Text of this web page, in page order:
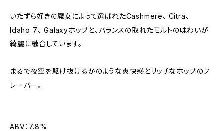
いたずら好きの魔女によって選ばれたCashmere、 Citra、
Idaho 7、 Galaxyホップと、バランスの取れたモルトの味わいが
綺麗に融合しています。
まるで夜空を駆け抜けるかのような爽快感とリッチなホップのフ
レーバー。
ABV：7.8%